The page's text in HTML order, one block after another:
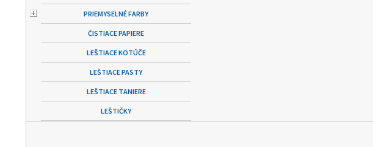
PRIEMYSELNÉ FARBY
ČISTIACE PAPIERE
LEŠTIACE KOTÚČE
LEŠTIACE PASTY
LEŠTIACE TANIERE
LEŠTIČKY